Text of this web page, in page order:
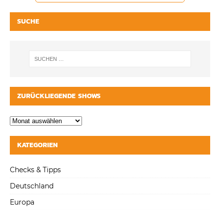
SUCHE
ZURÜCKLIEGENDE SHOWS
KATEGORIEN
Checks & Tipps
Deutschland
Europa